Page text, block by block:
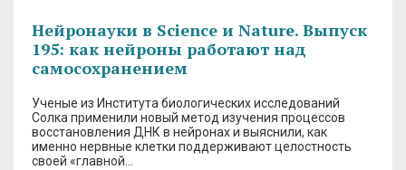
Нейронауки в Science и Nature. Выпуск
195: как нейроны работают над
самосохранением
Ученые из Института биологических исследований
Солка применили новый метод изучения процессов
восстановления ДНК в нейронах и выяснили, как
именно нервные клетки поддерживают целостность
своей «главной…